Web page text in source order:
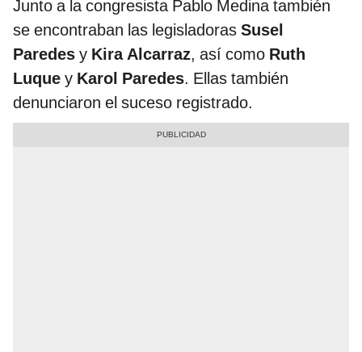
Junto a la congresista Pablo Medina también
se encontraban las legisladoras Susel
Paredes y Kira Alcarraz, así como Ruth
Luque y Karol Paredes. Ellas también
denunciaron el suceso registrado.